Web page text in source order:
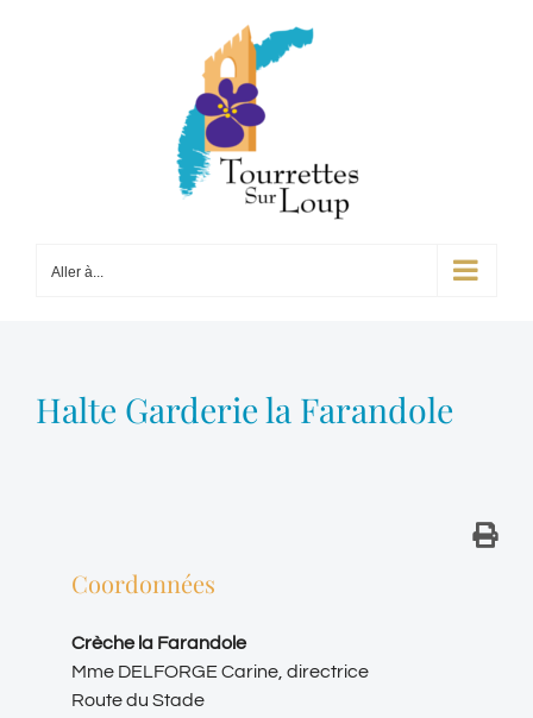
Aller à...
Halte Garderie la Farandole
Coordonnées
Crèche la Farandole
Mme DELFORGE Carine, directrice
Route du Stade